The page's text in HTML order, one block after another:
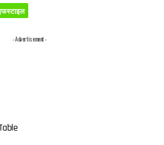
- Advertisement -